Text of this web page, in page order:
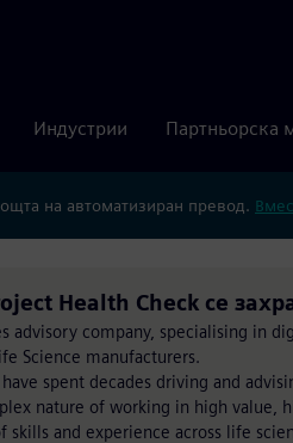
Индустрии Партньорска
на автоматизиран превод.
Health Check се
advisory company, specialising in
Science manufacturers.
spent decades driving and
nature of working in high value,
skills and experience across life